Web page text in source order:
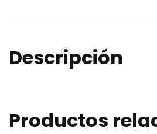
Descripción
Productos